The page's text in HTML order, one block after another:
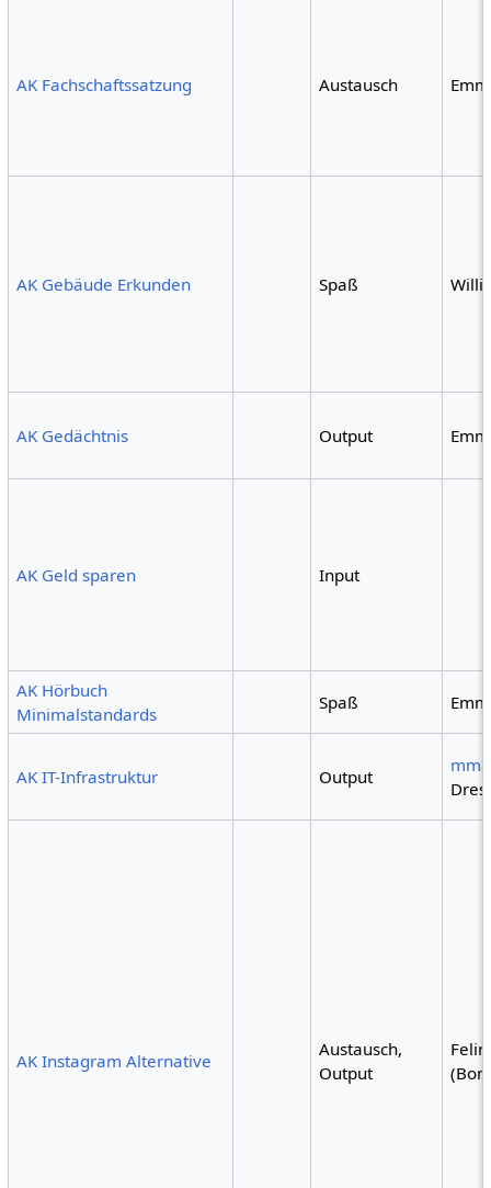
AK Fachschaftssatzung Austausch
AK Gebäude Erkunden Spaß Willi
AK Gedächtnis Output
AK Geld sparen Input
AK Hörbuch
Minimalstandards
Spaß
AK IT-Infrastruktur Output
AK Instagram Alternative
Austausch,
Output